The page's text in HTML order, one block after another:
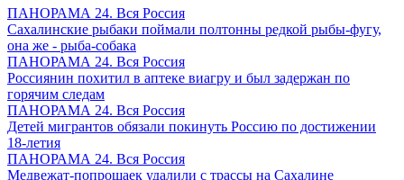
ПАНОРАМА 24. Вся Россия
Сахалинские рыбаки поймали полтонны редкой рыбы-фугу,
она же - рыба-собака
ПАНОРАМА 24. Вся Россия
Россиянин похитил в аптеке виагру и был задержан по
горячим следам
ПАНОРАМА 24. Вся Россия
Детей мигрантов обязали покинуть Россию по достижении
18-летия
ПАНОРАМА 24. Вся Россия
Медвежат-попрошаек удалили с трассы на Сахалине